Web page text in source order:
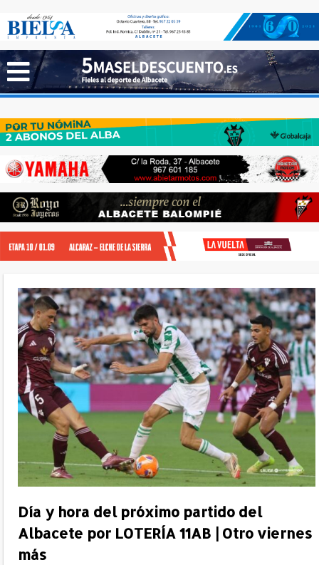
Día y hora del próximo partido del
Albacete por LOTERÍA 11AB | Otro viernes
más